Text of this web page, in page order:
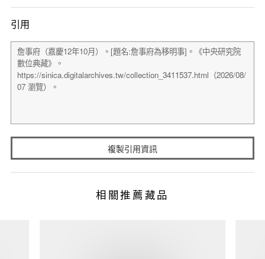
引用
複製引用資訊
相關推薦藏品